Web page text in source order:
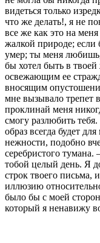
видеться только
что же делать!, я не
все же как это на
жалкой природе;
умер; ты меня любишь,
бы хотел быть в
освежающим ее
вносящим
мне вызы­вало трепет
проклинай меня
смогу разлюбить тебя.
образ всегда будет
нежности, подобно
серебристого
тобой целый день. Я
строк твоего письма,
иллюзию
было бы с моей
который я ненавижу